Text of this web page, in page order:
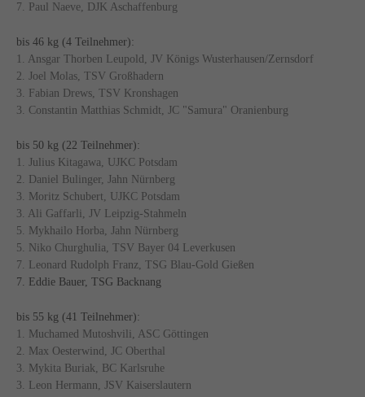
7. Paul Naeve, DJK Aschaffenburg
bis 46 kg (4 Teilnehmer):
1. Ansgar Thorben Leupold, JV Königs Wusterhausen/Zernsdorf
2. Joel Molas, TSV Großhadern
3. Fabian Drews, TSV Kronshagen
3. Constantin Matthias Schmidt, JC "Samura" Oranienburg
bis 50 kg (22 Teilnehmer):
1. Julius Kitagawa, UJKC Potsdam
2. Daniel Bulinger, Jahn Nürnberg
3. Moritz Schubert, UJKC Potsdam
3. Ali Gaffarli, JV Leipzig-Stahmeln
5. Mykhailo Horba, Jahn Nürnberg
5. Niko Churghulia, TSV Bayer 04 Leverkusen
7. Leonard Rudolph Franz, TSG Blau-Gold Gießen
7. Eddie Bauer, TSG Backnang
bis 55 kg (41 Teilnehmer):
1. Muchamed Mutoshvili, ASC Göttingen
2. Max Oesterwind, JC Oberthal
3. Mykita Buriak, BC Karlsruhe
3. Leon Hermann, JSV Kaiserslautern